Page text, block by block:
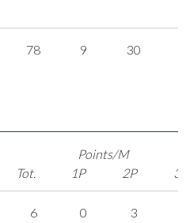
78 9 30
Points/M
Tot.
1P 2P 3P
6 0 3